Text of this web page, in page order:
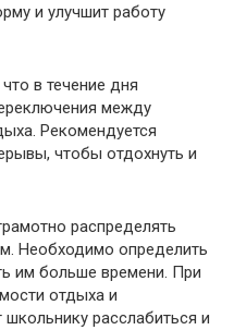
и улучшит работу
в течение дня
между
Рекомендуется
чтобы отдохнуть и
распределять
Необходимо определить
им больше времени. При
отдыха и
расслабиться и